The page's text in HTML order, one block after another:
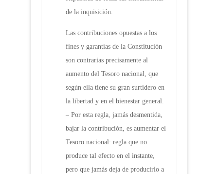
de la inquisición.
Las contribuciones opuestas a los
fines y garantías de la Constitución
son contrarias precisamente al
aumento del Tesoro nacional, que
según ella tiene su gran surtidero en
la libertad y en el bienestar general.
– Por esta regla, jamás desmentida,
bajar la contribución, es aumentar el
Tesoro nacional: regla que no
produce tal efecto en el instante,
pero que jamás deja de producirlo a